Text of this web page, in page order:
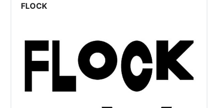
FLOCK